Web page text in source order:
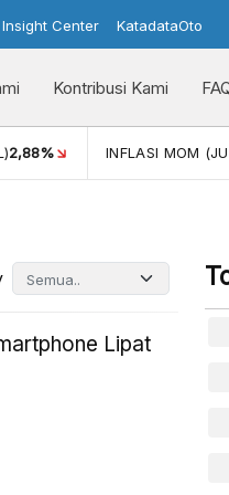
Center KatadataOto
Kontribusi Kami
PERTUMBUHAN
Lipat